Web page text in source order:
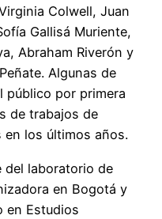
Colwell, Juan
Gallisá Muriente,
Abraham Riverón y
Algunas de
público por primera
de trabajos de
los últimos años.
del laboratorio de
en Bogotá y
en Estudios